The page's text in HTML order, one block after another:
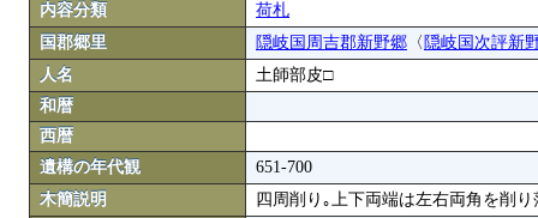
内容分類
荷札
国郡郷里
隠岐国周吉郡新野郷 〈 隠岐国次評新
人名
土師部皮□
和暦
西暦
遺構の年代観
651-700
木簡説明
四周削り｡上下両端は左右両角を削